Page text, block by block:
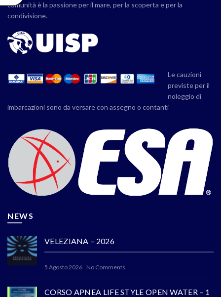
comunità è la passione per il mare, per la scoperta e per la
condivisione.
Le cauzioni
previste per il
noleggio di
imbarcazioni sono da versare con assegno o contanti
NEWS
VELEZIANA – 2026
5 Agosto 2026 No Comments
CORSO APNEA LIFE STYLE OPEN WATER – 1